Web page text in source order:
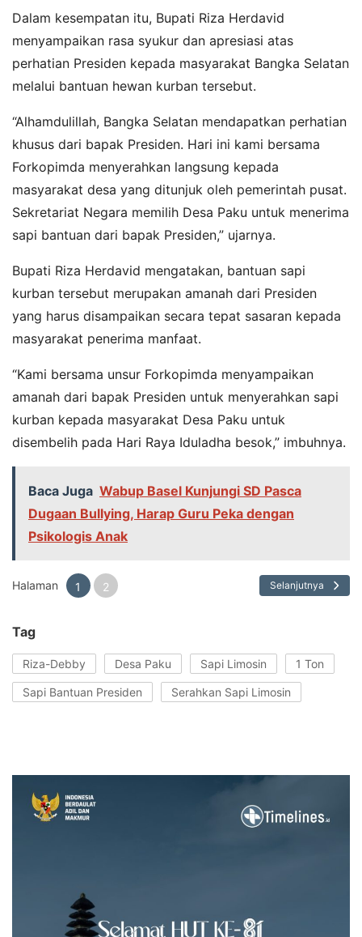
Dalam kesempatan itu, Bupati Riza Herdavid
menyampaikan rasa syukur dan apresiasi atas
perhatian Presiden kepada masyarakat Bangka Selatan
melalui bantuan hewan kurban tersebut.
“Alhamdulillah, Bangka Selatan mendapatkan perhatian
khusus dari bapak Presiden. Hari ini kami bersama
Forkopimda menyerahkan langsung kepada
masyarakat desa yang ditunjuk oleh pemerintah pusat.
Sekretariat Negara memilih Desa Paku untuk menerima
sapi bantuan dari bapak Presiden,” ujarnya.
Bupati Riza Herdavid mengatakan, bantuan sapi
kurban tersebut merupakan amanah dari Presiden
yang harus disampaikan secara tepat sasaran kepada
masyarakat penerima manfaat.
“Kami bersama unsur Forkopimda menyampaikan
amanah dari bapak Presiden untuk menyerahkan sapi
kurban kepada masyarakat Desa Paku untuk
disembelih pada Hari Raya Iduladha besok,” imbuhnya.
Baca Juga Wabup Basel Kunjungi SD Pasca
Dugaan Bullying, Harap Guru Peka dengan
Psikologis Anak
Halaman 1 2 Selanjutnya
Tag
Riza-Debby Desa Paku Sapi Limosin 1 Ton
Sapi Bantuan Presiden Serahkan Sapi Limosin